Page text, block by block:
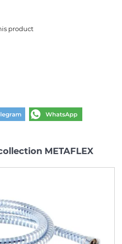
product
METAFLEX